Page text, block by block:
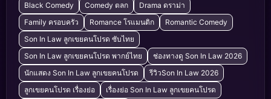
Black Comedy Comedy ตลก
Drama ดราม่า
Family ครอบครัว
Romance โรแมนติก
Romantic Comedy
Son In Law ลูกเขยคนโปรด ซับไทย
Son In Law ลูกเขยคนโปรด พากย์ไทย
ช่องทางดู Son In Law 2026
นักแสดง Son In Law ลูกเขยคนโปรด
รีวิวSon In Law 2026
ลูกเขยคนโปรด เรื่องย่อ
เรื่องย่อ Son In Law ลูกเขยคนโปรด